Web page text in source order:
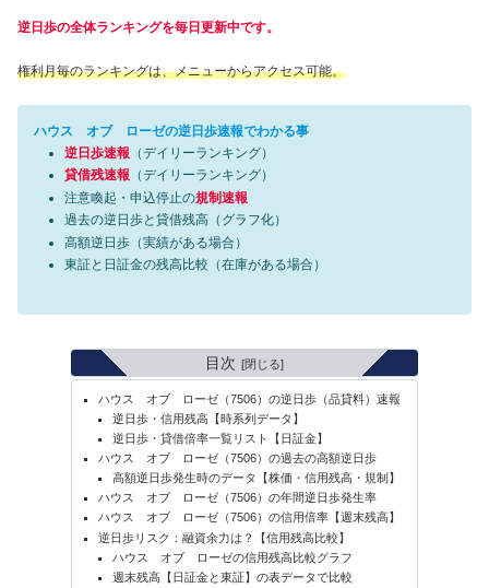
逆日歩の全体ランキングを毎日更新中です。
権利月毎のランキングは、メニューからアクセス可能。
ハウス オブ ローゼの逆日歩速報でわかる事
逆日歩速報 （デイリーランキング）
貸借残速報 （デイリーランキング）
注意喚起・申込停止の規制速報
過去の逆日歩と貸借残高（グラフ化）
高額逆日歩（実績がある場合）
東証と日証金の残高比較（在庫がある場合）
目次
ハウス オブ ローゼ（7506）の逆日歩（品貸料）速報
逆日歩・信用残高【時系列データ】
逆日歩・貸借倍率一覧リスト【日証金】
ハウス オブ ローゼ（7506）の過去の高額逆日歩
高額逆日歩発生時のデータ【株価・信用残高・規制】
ハウス オブ ローゼ（7506）の年間逆日歩発生率
ハウス オブ ローゼ（7506）の信用倍率【週末残高】
逆日歩リスク：融資余力は？【信用残高比較】
ハウス オブ ローゼの信用残高比較グラフ
週末残高【日証金と東証】の表データで比較